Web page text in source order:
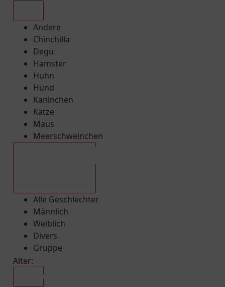
Andere
Chinchilla
Degu
Hamster
Huhn
Hund
Kaninchen
Katze
Maus
Meerschweinchen
Alle Geschlechter
Männlich
Weiblich
Divers
Gruppe
Alter: